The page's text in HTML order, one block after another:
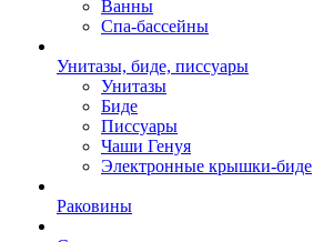
Ванны
Спа-бассейны
Унитазы, биде, писсуары
Унитазы
Биде
Писсуары
Чаши Генуя
Электронные крышки-биде
Раковины